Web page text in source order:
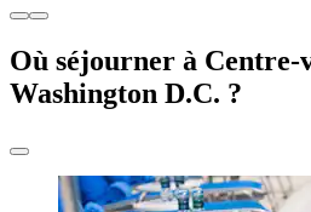
Où séjourner à Centre-
Washington D.C. ?